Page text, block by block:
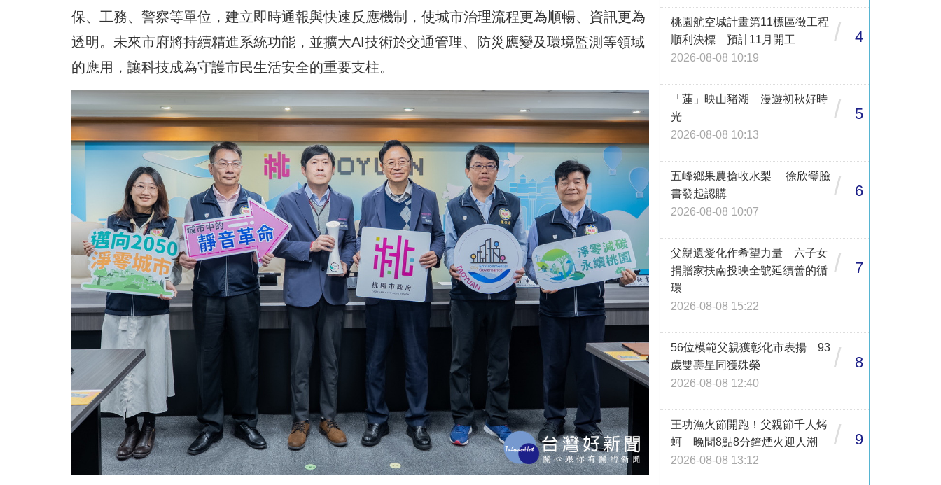
保、工務、警察等單位，建立即時通報與快速反應機制，使城市治理流程更為順暢、資訊更為
透明。未來市府將持續精進系統功能，並擴大AI技術於交通管理、防災應變及環境監測等領域
的應用，讓科技成為守護市民生活安全的重要支柱。
桃園航空城計畫第11標區徵工程
順利決標 預計11月開工
2026-08-08 10:19
/ 4
「蓮」映山豬湖 漫遊初秋好時
光
2026-08-08 10:13
/ 5
五峰鄉果農搶收水梨 徐欣瑩臉
書發起認購
2026-08-08 10:07
/ 6
父親遺愛化作希望力量 六子女
捐贈家扶南投映全號延續善的循
環
2026-08-08 15:22
/ 7
56位模範父親獲彰化市表揚 93
歲雙壽星同獲殊榮
2026-08-08 12:40
/ 8
王功漁火節開跑！父親節千人烤
蚵 晚間8點8分鐘煙火迎人潮
2026-08-08 13:12
/ 9